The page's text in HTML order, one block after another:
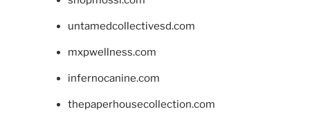
untamedcollectivesd.com
mxpwellness.com
infernocanine.com
thepaperhousecollection.com